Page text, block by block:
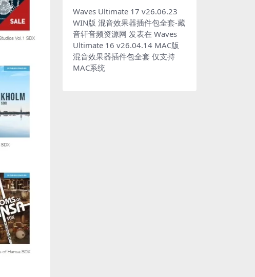
Waves Ultimate 17 v26.06.23
WIN版 混音效果器插件包全套-藏
音轩音频资源网 发表在 Waves
Ultimate 16 v26.04.14 MAC版
混音效果器插件包全套 仅支持
MAC系统